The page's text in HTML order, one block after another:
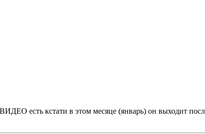
есть кстати в этом месяце (январь) он выходит